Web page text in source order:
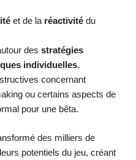
et de la réactivité du
des stratégies
individuelles.
concernant
ou certains aspects de
pour une bêta.
des milliers de
potentiels du jeu, créant